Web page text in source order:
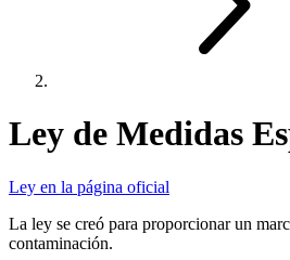
Ley de Medidas
Ley en la página oficial
La ley se creó para proporcionar un
contaminación.